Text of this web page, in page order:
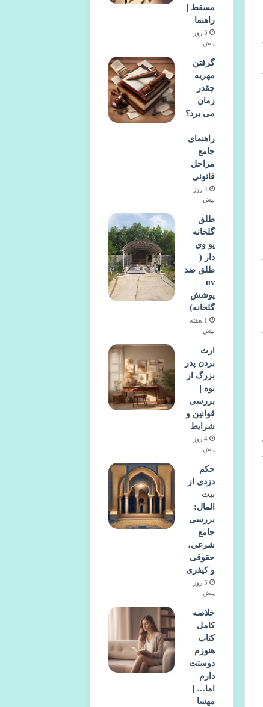
مسقط |
راهنما
3 روز
پیش
گرفتن
مهریه
چقدر
زمان
می برد؟
راهنمای
جامع
مراحل
قانونی
4 روز
پیش
طلق
گلخانه
یو وی
دار (
طلق ضد
uv
پوشش
گلخانه)
1 هفته
پیش
ارث
بردن پدر
بزرگ از
نوه |
بررسی
قوانین و
شرایط
4 روز
پیش
حکم
دزدی از
بیت
المال:
بررسی
جامع
شرعی،
حقوقی
و کیفری
5 روز
پیش
خلاصه
کامل
کتاب
هنوزم
دوستت
دارم
اما… |
مهسا